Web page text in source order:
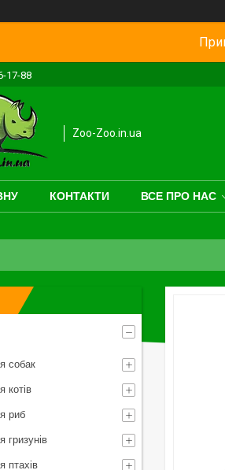
17-88
Zoo-Zoo.in.ua
КОНТАКТИ ВСЕ ПРО НАС
собак
котів
риб
гризунів
птахів